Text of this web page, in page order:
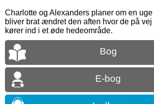
Charlotte og Alexanders planer om en uge
bliver brat ændret den aften hvor de på vej
kører ind i et øde hedeområde.
Bog
E-bog